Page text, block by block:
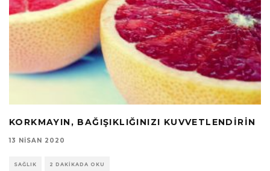
KORKMAYIN, BAĞIŞIKLIĞINIZI KUVVETLENDIRIN
13 NISAN 2020
SAĞLIK 2 DAKIKADA OKU